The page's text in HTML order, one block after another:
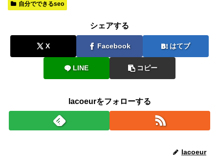
自分でできるseo
シェアする
X Facebook はてブ
LINE コピー
lacoeurをフォローする
lacoeur